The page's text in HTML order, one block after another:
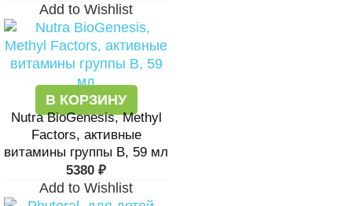
Add to Wishlist
В КОРЗИНУ
Nutra BioGenesis, Methyl
Factors, активные
витамины группы В, 59 мл
5380 ₽
Add to Wishlist